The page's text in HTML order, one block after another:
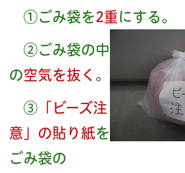
①ごみ袋を2重にする。
②ごみ袋の中
の空気を抜く 。
③ 「ビーズ注
意」の貼り紙を
ごみ袋の